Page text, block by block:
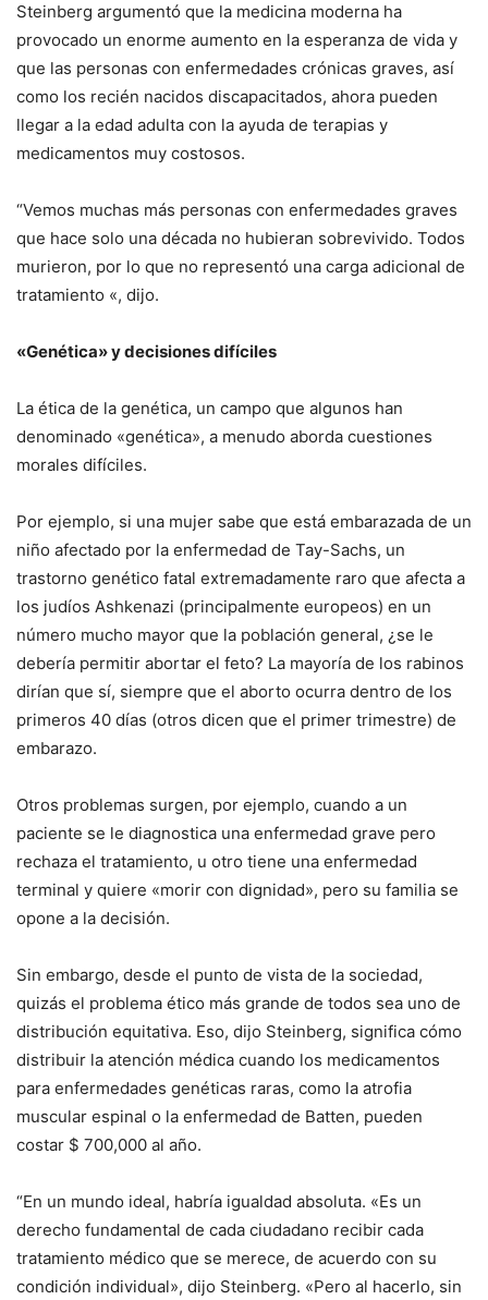
Steinberg argumentó que la medicina moderna ha
provocado un enorme aumento en la esperanza de vida y
que las personas con enfermedades crónicas graves, así
como los recién nacidos discapacitados, ahora pueden
llegar a la edad adulta con la ayuda de terapias y
medicamentos muy costosos.
“Vemos muchas más personas con enfermedades graves
que hace solo una década no hubieran sobrevivido. Todos
murieron, por lo que no representó una carga adicional de
tratamiento «, dijo.
«Genética» y decisiones difíciles
La ética de la genética, un campo que algunos han
denominado «genética», a menudo aborda cuestiones
morales difíciles.
Por ejemplo, si una mujer sabe que está embarazada de un
niño afectado por la enfermedad de Tay-Sachs, un
trastorno genético fatal extremadamente raro que afecta a
los judíos Ashkenazi (principalmente europeos) en un
número mucho mayor que la población general, ¿se le
debería permitir abortar el feto? La mayoría de los rabinos
dirían que sí, siempre que el aborto ocurra dentro de los
primeros 40 días (otros dicen que el primer trimestre) de
embarazo.
Otros problemas surgen, por ejemplo, cuando a un
paciente se le diagnostica una enfermedad grave pero
rechaza el tratamiento, u otro tiene una enfermedad
terminal y quiere «morir con dignidad», pero su familia se
opone a la decisión.
Sin embargo, desde el punto de vista de la sociedad,
quizás el problema ético más grande de todos sea uno de
distribución equitativa. Eso, dijo Steinberg, significa cómo
distribuir la atención médica cuando los medicamentos
para enfermedades genéticas raras, como la atrofia
muscular espinal o la enfermedad de Batten, pueden
costar $ 700,000 al año.
“En un mundo ideal, habría igualdad absoluta. «Es un
derecho fundamental de cada ciudadano recibir cada
tratamiento médico que se merece, de acuerdo con su
condición individual», dijo Steinberg. «Pero al hacerlo, sin